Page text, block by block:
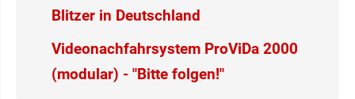
Blitzer in Deutschland
Videonachfahrsystem ProViDa 2000
(modular) - "Bitte folgen!"